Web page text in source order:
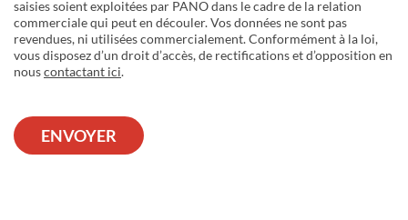
saisies soient exploitées par PANO dans le cadre de la relation
commerciale qui peut en découler. Vos données ne sont pas
revendues, ni utilisées commercialement. Conformément à la loi,
vous disposez d’un droit d’accès, de rectifications et d’opposition en
nouscontactant ici.
ENVOYER